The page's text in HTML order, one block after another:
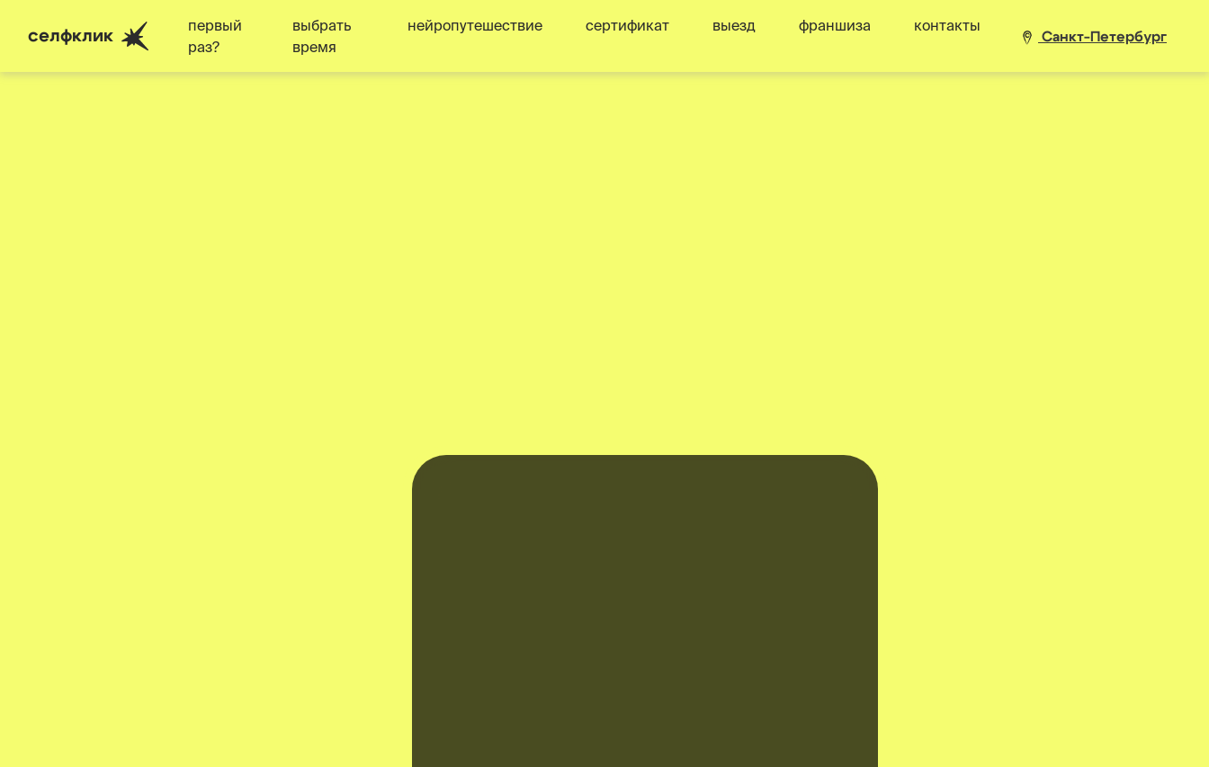
селфклик
первый
раз?
выбрать
время
нейропутешествие сертификат выезд франшиза контакты
Санкт-Петербург